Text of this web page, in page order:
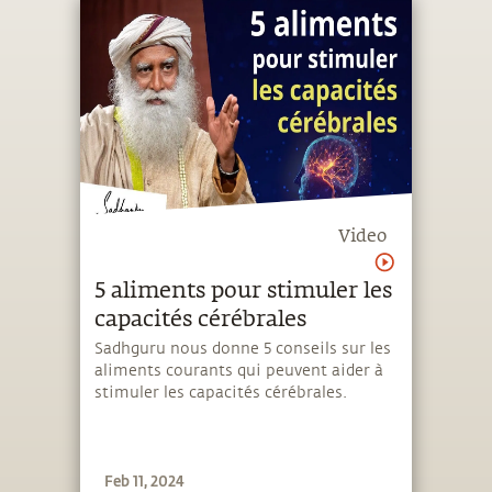
Video
5 aliments pour stimuler les
capacités cérébrales
Sadhguru nous donne 5 conseils sur les
aliments courants qui peuvent aider à
stimuler les capacités cérébrales.
Feb 11, 2024